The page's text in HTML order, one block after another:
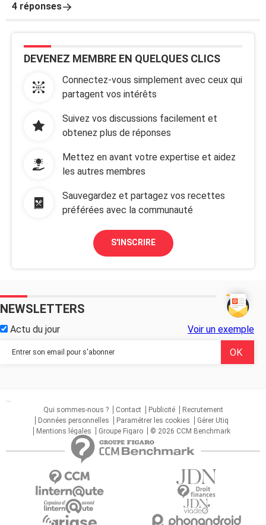
4 réponses
DEVENEZ MEMBRE EN QUELQUES CLICS
Connectez-vous simplement avec ceux qui
partagent vos intérêts
Suivez vos discussions facilement et
obtenez plus de réponses
Mettez en avant votre expertise et aidez
les autres membres
Sauvegardez et partagez vos recettes
préférées avec la communauté
S'INSCRIRE
NEWSLETTERS
Actu du jour Voir un exemple
...
Qui sommes-nous ?
Contact Publicité
Recrutement
Données personnelles
Paramétrer les cookies
Gérer Utiq
Mentions légales
Groupe Figaro © 2026 CCM Benchmark